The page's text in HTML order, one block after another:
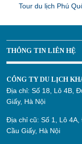
Tour du lịch Phú
THÔNG TIN LIÊN HỆ
CÔNG TY DU LỊCH
Địa chỉ:Số 18, Lô 4B,
Giấy, Hà Nội
Địa chỉ cũ:Số 1, Lô 4A,
Cầu Giấy, Hà Nội